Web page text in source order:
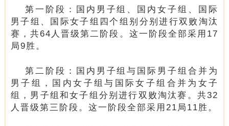
第一阶段：国内男子组、国内女子组、国际
男子组、国际女子组四个组别分别进行双败淘汰
赛，共64人晋级第二阶段。这一阶段全部采用17
局9胜。
第二阶段：国内男子组与国际男子组合并为
男子组，国内女子组与国际女子组合并为女子
组，男子组和女子组分别进行双败淘汰赛。共32
人晋级第三阶段。这一阶段全部采用21局11胜。